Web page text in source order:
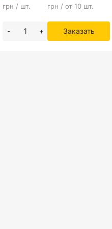
грн / шт. грн / от 10 шт.
- + Заказать